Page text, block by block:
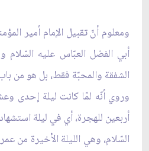
ومعلوم أنّ تقبيل الإمام أمير
أبي الفضل العبّاس عليه
الشفقة والمحبّة فقط، بل هو من باب
وروي أنّه لمّا كانت ليلة إحدى
أربعين للهجرة، أي في ليلة
السّلام، وهي الليلة الأخيرة من